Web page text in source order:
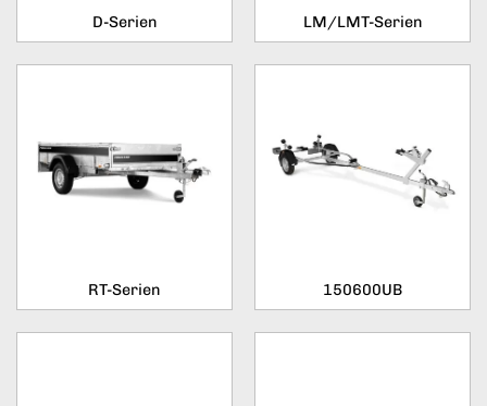
D-Serien LM/LMT-Serien
RT-Serien 150600UB